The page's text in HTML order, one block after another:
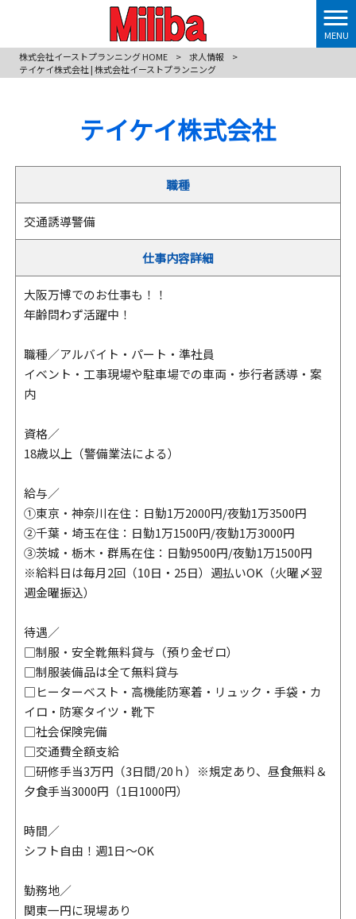
MENU
株式会社イーストプランニング HOME
> 求人情報
>
テイケイ株式会社 | 株式会社イーストプランニング
テイケイ株式会社
職種
交通誘導警備
仕事内容詳細
大阪万博でのお仕事も！！
年齢問わず活躍中！
職種／アルバイト・パート・準社員
イベント・工事現場や駐車場での車両・歩行者誘導・案
内
資格／
18歳以上（警備業法による）
給与／
①東京・神奈川在住：日勤1万2000円/夜勤1万3500円
②千葉・埼玉在住：日勤1万1500円/夜勤1万3000円
③茨城・栃木・群馬在住：日勤9500円/夜勤1万1500円
※給料日は毎月2回（10日・25日）週払いOK（火曜〆翌
週金曜振込）
待遇／
□制服・安全靴無料貸与（預り金ゼロ）
□制服装備品は全て無料貸与
□ヒーターベスト・高機能防寒着・リュック・手袋・カ
イロ・防寒タイツ・靴下
□社会保険完備
□交通費全額支給
□研修手当3万円（3日間/20ｈ）※規定あり、昼食無料＆
夕食手当3000円（1日1000円）
時間／
シフト自由！週1日～OK
勤務地／
関東一円に現場あり